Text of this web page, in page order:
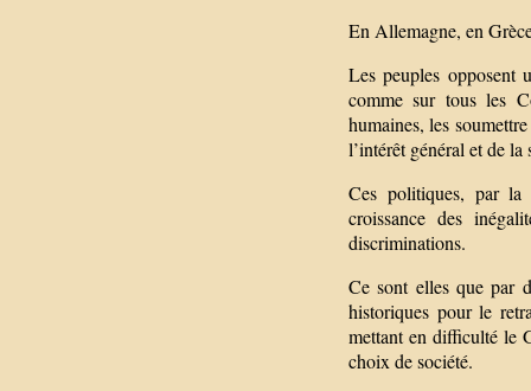
En Allemagne, en
Les peuples opposent
comme sur tous les
humaines, les
l’intérêt général et de la
Ces politiques, par la
croissance des
discriminations.
Ce sont elles que par
historiques pour le
mettant en difficulté le
choix de société.